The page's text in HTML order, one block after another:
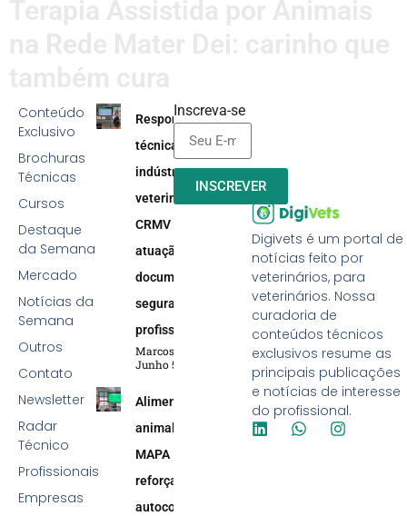
Digivets é um portal de
notícias feito por
veterinários, para
veterinários. Nossa
curadoria de
conteúdos técnicos
exclusivos resume as
principais publicações
e notícias de interesse
do profissional.
Conteúdo
Exclusivo
Brochuras
Técnicas
Cursos
Destaque
da Semana
Mercado
Notícias da
Semana
Outros
Contato
Newsletter
Radar
Técnico
Profissionais
Empresas
Responsabilidade
técnica na
indústria
veterinária:
CRMV reforça
atuação efetiva,
documentação e
segurança
profissional
Marcos Soares
Junho 5, 2026
Alimentação
animal:
MAPA
reforça
autocontrole,
Inscreva-se
INSCREVER